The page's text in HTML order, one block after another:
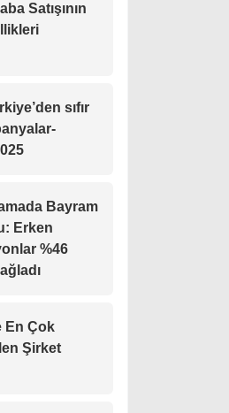
Satışının
sıfır
Bayram
Erken
%46
En Çok
Şirket